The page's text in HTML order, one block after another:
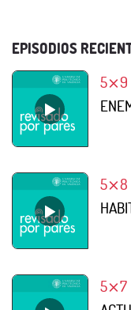
EPISODIOS
5⨯9
5⨯8
5⨯7